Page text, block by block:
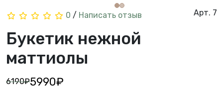
0 / Написать отзыв Арт. 7
Букетик нежной
маттиолы
6190₽5990₽